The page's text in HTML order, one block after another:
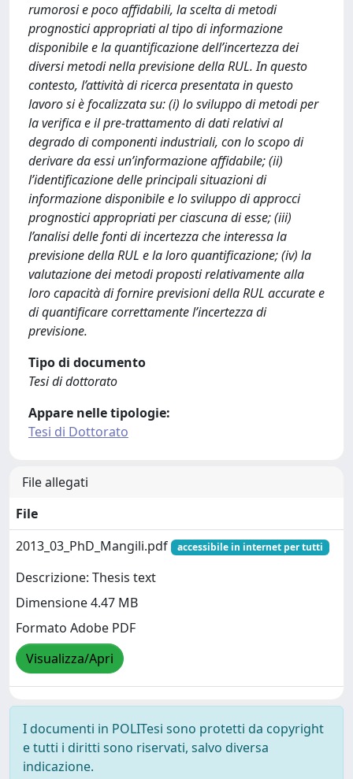
rumorosi e poco affidabili, la scelta di metodi
prognostici appropriati al tipo di informazione
disponibile e la quantificazione dell’incertezza dei
diversi metodi nella previsione della RUL. In questo
contesto, l’attività di ricerca presentata in questo
lavoro si è focalizzata su: (i) lo sviluppo di metodi per
la verifica e il pre-trattamento di dati relativi al
degrado di componenti industriali, con lo scopo di
derivare da essi un’informazione affidabile; (ii)
l’identificazione delle principali situazioni di
informazione disponibile e lo sviluppo di approcci
prognostici appropriati per ciascuna di esse; (iii)
l’analisi delle fonti di incertezza che interessa la
previsione della RUL e la loro quantificazione; (iv) la
valutazione dei metodi proposti relativamente alla
loro capacità di fornire previsioni della RUL accurate e
di quantificare correttamente l’incertezza di
previsione.
Tipo di documento
Tesi di dottorato
Appare nelle tipologie:
Tesi di Dottorato
File allegati
File
2013_03_PhD_Mangili.pdf
accessibile in internet per tutti
Descrizione: Thesis text
Dimensione 4.47 MB
Formato Adobe PDF
Visualizza/Apri
I documenti in POLITesi sono protetti da copyright
e tutti i diritti sono riservati, salvo diversa
indicazione.